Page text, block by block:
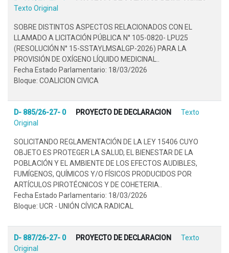
Texto Original
SOBRE DISTINTOS ASPECTOS RELACIONADOS CON EL
LLAMADO A LICITACIÓN PÚBLICA N° 105-0820- LPU25
(RESOLUCIÓN N° 15-SSTAYLMSALGP-2026) PARA LA
PROVISIÓN DE OXÍGENO LÍQUIDO MEDICINAL..
Fecha Estado Parlamentario: 18/03/2026
Bloque: COALICION CIVICA
D- 885/26-27- 0 PROYECTO DE DECLARACION
Texto
Original
SOLICITANDO REGLAMENTACIÓN DE LA LEY 15406 CUYO
OBJETO ES PROTEGER LA SALUD, EL BIENESTAR DE LA
POBLACIÓN Y EL AMBIENTE DE LOS EFECTOS AUDIBLES,
FUMÍGENOS, QUÍMICOS Y/O FÍSICOS PRODUCIDOS POR
ARTÍCULOS PIROTÉCNICOS Y DE COHETERIA..
Fecha Estado Parlamentario: 18/03/2026
Bloque: UCR - UNIÓN CÍVICA RADICAL
D- 887/26-27- 0 PROYECTO DE DECLARACION
Texto
Original